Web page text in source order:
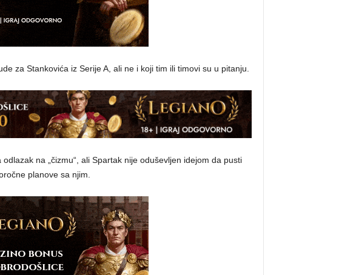
za Stankovića iz Serije A, ali ne i koji tim ili timovi su u pitanju.
na „čizmu“, ali Spartak nije oduševljen idejom da pusti
planove sa njim.